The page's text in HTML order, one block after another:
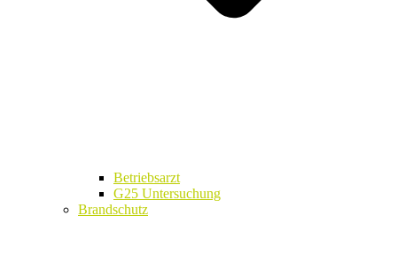
Betriebsarzt
G25 Untersuchung
Brandschutz